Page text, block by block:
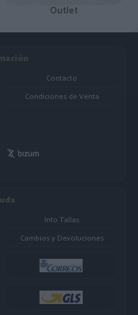
Outlet
Contacto
Condiciones de Venta
Info Tallas
Cambios y Devoluciones